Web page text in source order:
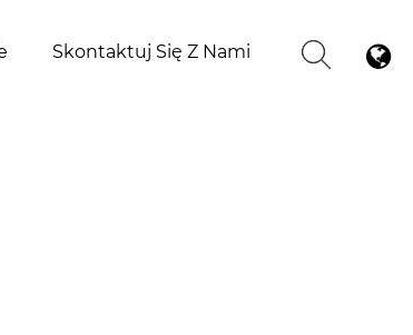
Skontaktuj Się Z Nami